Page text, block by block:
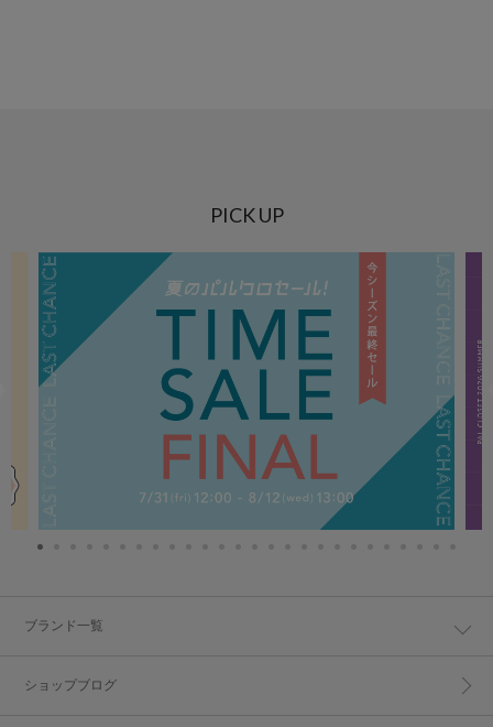
PICK UP
ブランド一覧
ショップブログ